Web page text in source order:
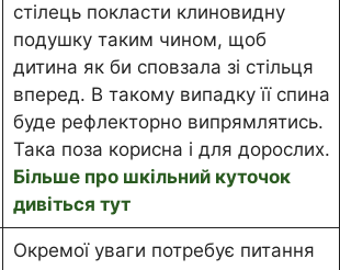
стілець покласти клиновидну
подушку таким чином, щоб
дитина як би сповзала зі стільця
вперед. В такому випадку її спина
буде рефлекторно випрямлятись.
Така поза корисна і для дорослих.
Більше про шкільний куточок
дивіться тут
Окремої уваги потребує питання